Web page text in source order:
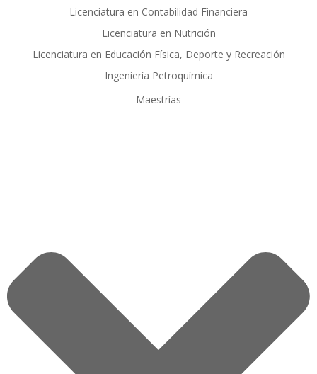
Licenciatura en Contabilidad Financiera
Licenciatura en Nutrición
Licenciatura en Educación Física, Deporte y Recreación
Ingeniería Petroquímica
Maestrías